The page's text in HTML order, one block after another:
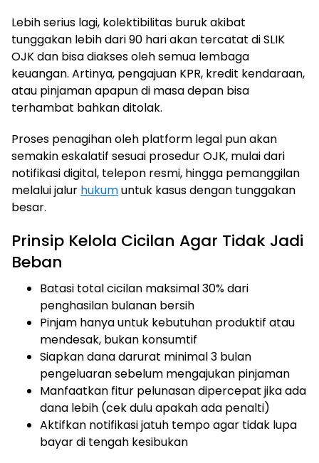
Lebih serius lagi, kolektibilitas buruk akibat
tunggakan lebih dari 90 hari akan tercatat di SLIK
OJK dan bisa diakses oleh semua lembaga
keuangan. Artinya, pengajuan KPR, kredit kendaraan,
atau pinjaman apapun di masa depan bisa
terhambat bahkan ditolak.
Proses penagihan oleh platform legal pun akan
semakin eskalatif sesuai prosedur OJK, mulai dari
notifikasi digital, telepon resmi, hingga pemanggilan
melalui jalur hukumuntuk kasus dengan tunggakan
besar.
Prinsip Kelola Cicilan Agar Tidak Jadi
Beban
Batasi total cicilan maksimal 30% dari
penghasilan bulanan bersih
Pinjam hanya untuk kebutuhan produktif atau
mendesak, bukan konsumtif
Siapkan dana darurat minimal 3 bulan
pengeluaran sebelum mengajukan pinjaman
Manfaatkan fitur pelunasan dipercepat jika ada
dana lebih (cek dulu apakah ada penalti)
Aktifkan notifikasi jatuh tempo agar tidak lupa
bayar di tengah kesibukan